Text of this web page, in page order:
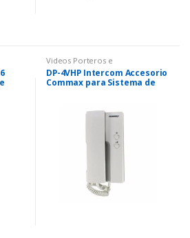
Videos Porteros e
Intercomunicadores
DP-4VHP Intercom Accesorio
Commax para Sistema de